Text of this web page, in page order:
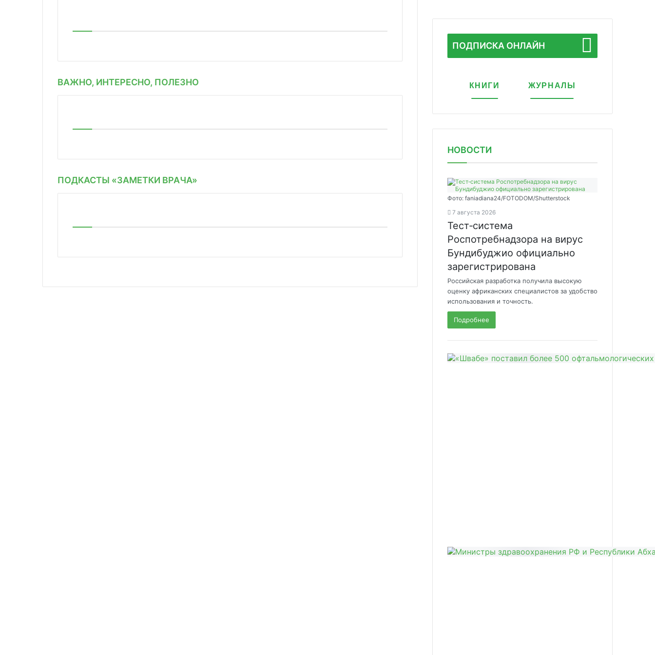
ВАЖНО, ИНТЕРЕСНО, ПОЛЕЗНО
ПОДКАСТЫ «ЗАМЕТКИ ВРАЧА»
ПОДПИСКА ОНЛАЙН
КНИГИ ЖУРНАЛЫ
НОВОСТИ
Фото: faniadiana24/FOTODOM/Shutterstock
7 августа 2026
Тест‑система
Роспотребнадзора на вирус
Бундибуджио официально
зарегистрирована
Российская разработка получила высокую
оценку африканских специалистов за удобство
использования и точность.
Подробнее